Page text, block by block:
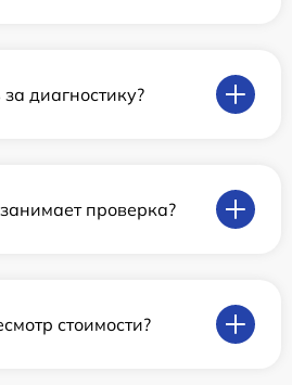
диагностику?
проверка?
стоимости?